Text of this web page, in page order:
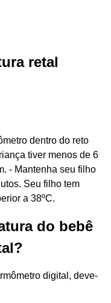
retal
dentro do reto
tiver menos de 6
- Mantenha seu filho
Seu filho tem
a 38ºC.
do bebê
digital, deve-